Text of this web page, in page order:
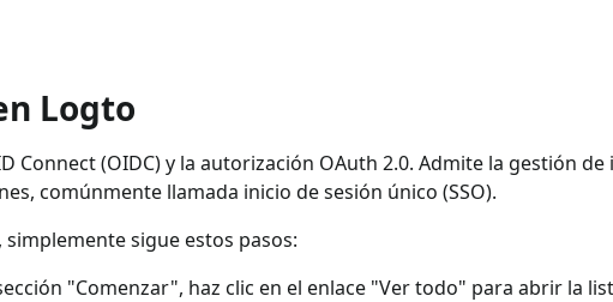
Logto
Connect (OIDC) y la autorización OAuth 2.0. Admite la gestión
comúnmente llamada inicio de sesión único (SSO).
, simplemente sigue estos pasos:
"Comenzar", haz clic en el enlace "Ver todo" para abrir la